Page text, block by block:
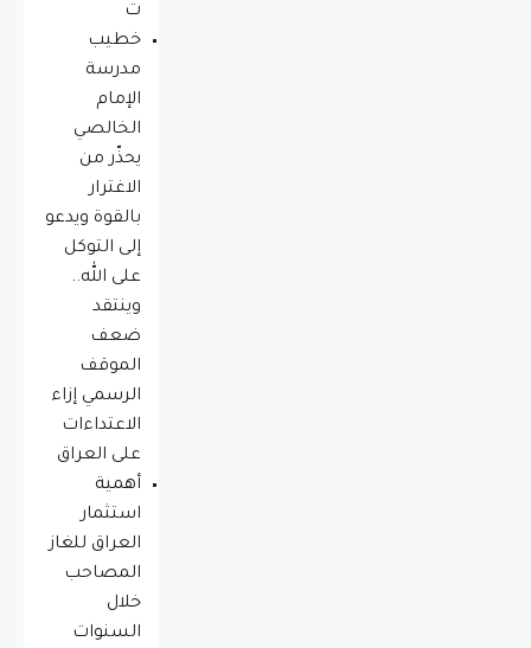
ت
خطيب
مدرسة
الإمام
الخالصي
يحذّر من
الاغترار
بالقوة ويدعو
إلى التوكل
على الله..
وينتقد
ضعف
الموقف
الرسمي إزاء
الاعتداءات
على العراق
أهمية
استثمار
العراق للغاز
المصاحب
خلال
السنوات